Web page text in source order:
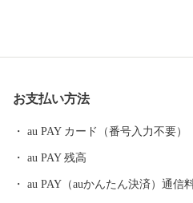
盛んで、県内では庄内平野に次ぐ
00,000本のダリアを咲かせ、毎年8
います。
お支払い方法
au PAY カード（番号入力不要）
au PAY 残高
au PAY（auかんたん決済）通信